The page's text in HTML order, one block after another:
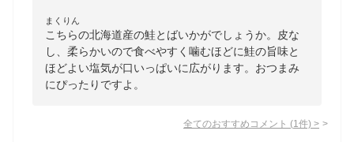
まくりん
こちらの北海道産の鮭とばいかがでしょうか。皮な
し、柔らかいので食べやすく噛むほどに鮭の旨味と
ほどよい塩気が口いっぱいに広がります。おつまみ
にぴったりですよ。
全てのおすすめコメント (1 件) >